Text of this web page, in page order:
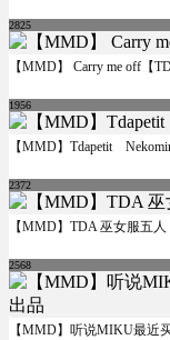
2825
【MMD】 Carry me off【
1956
【MMD】Tdapetit
2372
【MMD】TDA 巫女服五
2568
【MMD】听说MIKU最近